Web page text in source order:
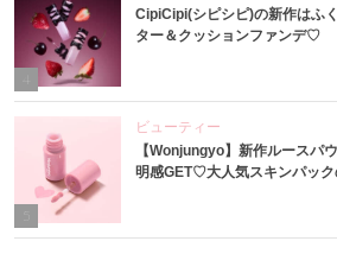
4
CipiCipi(シピシピ)の新作はふ
ター＆クッションファンデ♡
ビューティー
【Wonjungyo】新作ルースパ
明感GET♡大人気スキンパック